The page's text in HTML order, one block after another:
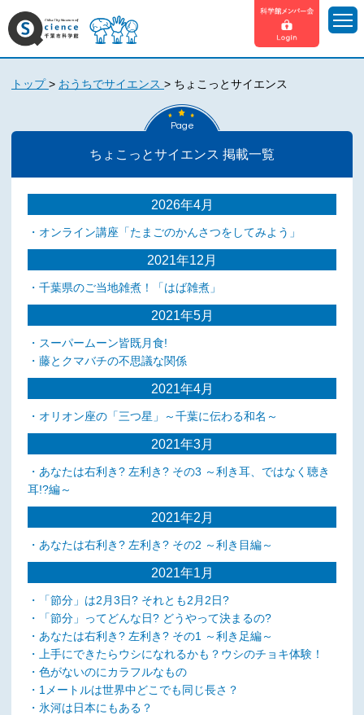
トップ > おうちでサイエンス > ちょこっとサイエンス
Page
ちょこっとサイエンス 掲載一覧
2026年4月
・オンライン講座「たまごのかんさつをしてみよう」
2021年12月
・千葉県のご当地雑煮！「はば雑煮」
2021年5月
・スーパームーン皆既月食!
・藤とクマバチの不思議な関係
2021年4月
・オリオン座の「三つ星」～千葉に伝わる和名～
2021年3月
・あなたは右利き? 左利き? その3 ～利き耳、ではなく聴き
耳!?編～
2021年2月
・あなたは右利き? 左利き? その2 ～利き目編～
2021年1月
・「節分」は2月3日? それとも2月2日?
・「節分」ってどんな日? どうやって決まるの?
・あなたは右利き? 左利き? その1 ～利き足編～
・上手にできたらウシになれるかも？ウシのチョキ体験！
・色がないのにカラフルなもの
・1メートルは世界中どこでも同じ長さ？
・氷河は日本にもある？